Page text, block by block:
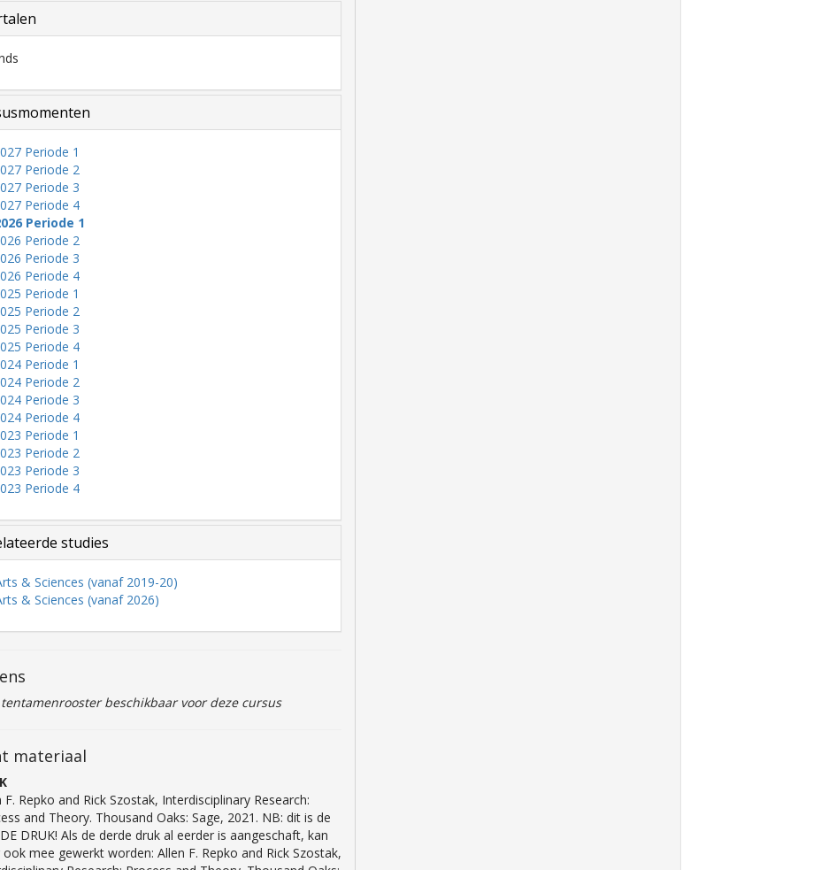
Periode 1
Periode 2
Periode 3
Periode 4
Periode 1
Periode 2
Periode 3
Periode 4
Periode 1
Periode 2
Periode 3
Periode 4
Periode 1
Periode 2
Periode 3
Periode 4
Periode 1
Periode 2
Periode 3
Periode 4
studies
& Sciences (vanaf 2019-20)
& Sciences (vanaf 2026)
beschikbaar voor deze cursus
materiaal
F. Repko and Rick Szostak, Interdisciplinary Research:
and Theory. Thousand Oaks: Sage, 2021. NB: dit is de
DRUK! Als de derde druk al eerder is aangeschaft, kan
ook mee gewerkt worden: Allen F. Repko and Rick Szostak,